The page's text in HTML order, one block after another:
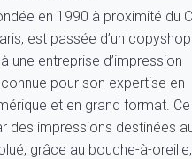
en 1990 à proximité du
est passée d’un
une entreprise d’impression
pour son expertise en
et en grand format.
des impressions destinées
grâce au bouche-à-